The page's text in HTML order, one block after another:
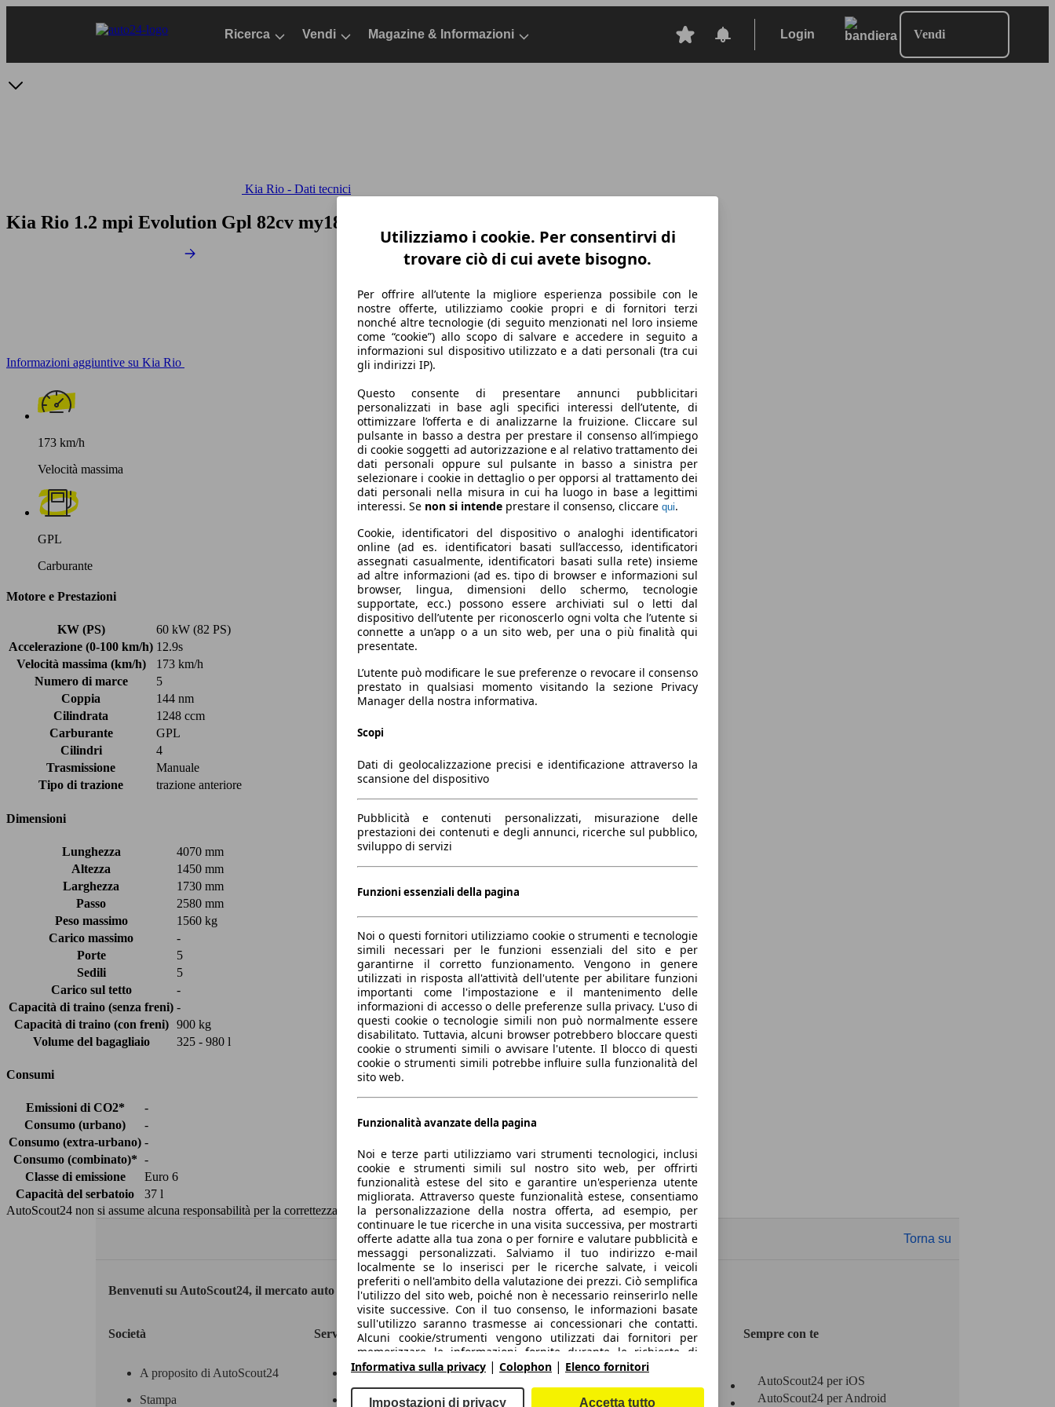
Ricerca Vendi Magazine & Informazioni Login Vendi
Kia Rio - Dati tecnici
Kia Rio 1.2 mpi Evolution Gpl 82cv my18
Informazioni aggiuntive su Kia Rio
173 km/h
Velocità massima
GPL
Carburante
Motore e Prestazioni
KW (PS)
60 kW (82 PS)
Accelerazione (0-100 km/h) 12.9s
Velocità massima (km/h)
173 km/h
Numero di marce
5
Coppia
144 nm
Cilindrata
1248 ccm
Carburante
GPL
Cilindri
4
Trasmissione
Manuale
Tipo di trazione
trazione anteriore
Dimensioni
Lunghezza
4070 mm
Altezza
1450 mm
Larghezza
1730 mm
Passo
2580 mm
Peso massimo
1560 kg
Carico massimo
-
Porte
5
Sedili
5
Carico sul tetto
-
Capacità di traino (senza freni) -
Capacità di traino (con freni)
900 kg
Volume del bagagliaio
325 - 980 l
Consumi
Emissioni di CO2*
-
Consumo (urbano)
-
Consumo (extra-urbano) -
Consumo (combinato)* -
Classe di emissione
Euro 6
Capacità del serbatoio
37 l
AutoScout24 non si assume alcuna responsabilità per la correttezza dei dati.
Torna su
Benvenuti su AutoScout24, il mercato auto europeo.
Società
A proposito di AutoScout24
Stampa
Servizi
Contatti
Marche e modelli
Area rivenditori
Servizi per i dealer
Sempre con te
AutoScout24 per iOS
AutoScout24 per Android
Utilizziamo i cookie. Per consentirvi di
trovare ciò di cui avete bisogno.
Per offrire all’utente la migliore esperienza possibile con le
nostre offerte, utilizziamo cookie propri e di fornitori terzi
nonché altre tecnologie (di seguito menzionati nel loro insieme
come “cookie”) allo scopo di salvare e accedere in seguito a
informazioni sul dispositivo utilizzato e a dati personali (tra cui
gli indirizzi IP).
Questo consente di presentare annunci pubblicitari
personalizzati in base agli specifici interessi dell’utente, di
ottimizzare l’offerta e di analizzarne la fruizione. Cliccare sul
pulsante in basso a destra per prestare il consenso all’impiego
di cookie soggetti ad autorizzazione e al relativo trattamento dei
dati personali oppure sul pulsante in basso a sinistra per
selezionare i cookie in dettaglio o per opporsi al trattamento dei
dati personali nella misura in cui ha luogo in base a legittimi
interessi. Se non si intende prestare il consenso, cliccare qui.
Cookie, identificatori del dispositivo o analoghi identificatori
online (ad es. identificatori basati sull’accesso, identificatori
assegnati casualmente, identificatori basati sulla rete) insieme
ad altre informazioni (ad es. tipo di browser e informazioni sul
browser, lingua, dimensioni dello schermo, tecnologie
supportate, ecc.) possono essere archiviati sul o letti dal
dispositivo dell’utente per riconoscerlo ogni volta che l’utente si
connette a un’app o a un sito web, per una o più finalità qui
presentate.
L’utente può modificare le sue preferenze o revocare il consenso
prestato in qualsiasi momento visitando la sezione Privacy
Manager della nostra informativa.
Scopi
Dati di geolocalizzazione precisi e identificazione attraverso la
scansione del dispositivo
Pubblicità e contenuti personalizzati, misurazione delle
prestazioni dei contenuti e degli annunci, ricerche sul pubblico,
sviluppo di servizi
Funzioni essenziali della pagina
Noi o questi fornitori utilizziamo cookie o strumenti e tecnologie
simili necessari per le funzioni essenziali del sito e per
garantirne il corretto funzionamento. Vengono in genere
utilizzati in risposta all'attività dell'utente per abilitare funzioni
importanti come l'impostazione e il mantenimento delle
informazioni di accesso o delle preferenze sulla privacy. L'uso di
questi cookie o tecnologie simili non può normalmente essere
disabilitato. Tuttavia, alcuni browser potrebbero bloccare questi
cookie o strumenti simili o avvisare l'utente. Il blocco di questi
cookie o strumenti simili potrebbe influire sulla funzionalità del
sito web.
Funzionalità avanzate della pagina
Noi e terze parti utilizziamo vari strumenti tecnologici, inclusi
cookie e strumenti simili sul nostro sito web, per offrirti
funzionalità estese del sito e garantire un'esperienza utente
migliorata. Attraverso queste funzionalità estese, consentiamo
la personalizzazione della nostra offerta, ad esempio, per
continuare le tue ricerche in una visita successiva, per mostrarti
offerte adatte alla tua zona o per fornire e valutare pubblicità e
messaggi personalizzati. Salviamo il tuo indirizzo e-mail
localmente se lo inserisci per le ricerche salvate, i veicoli
preferiti o nell'ambito della valutazione dei prezzi. Ciò semplifica
l'utilizzo del sito web, poiché non è necessario reinserirlo nelle
visite successive. Con il tuo consenso, le informazioni basate
sull'utilizzo saranno trasmesse ai concessionari che contatti.
Alcuni cookie/strumenti vengono utilizzati dai fornitori per
memorizzare le informazioni fornite durante le richieste di
finanziamento per 30 giorni e per riutilizzarle automaticamente
finanziamento. Senza l'utilizzo di tali cookie/strumenti, tali
Informativa sulla privacy | Colophon | Elenco fornitori
Impostazioni di privacy Accetta tutto